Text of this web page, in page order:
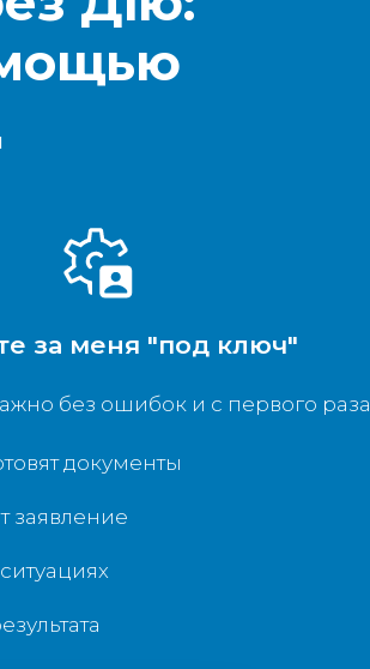
за меня "под ключ"
без ошибок и с первого раза.
документы
заявление